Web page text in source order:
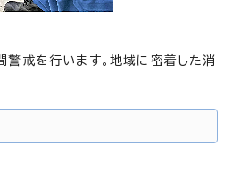
戒を行います。地域に密着した消